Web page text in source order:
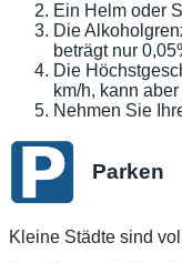
Ein Helm oder
Die
beträgt nur
Die
km/h, kann
Nehmen Sie
Parken
Kleine Städte sind